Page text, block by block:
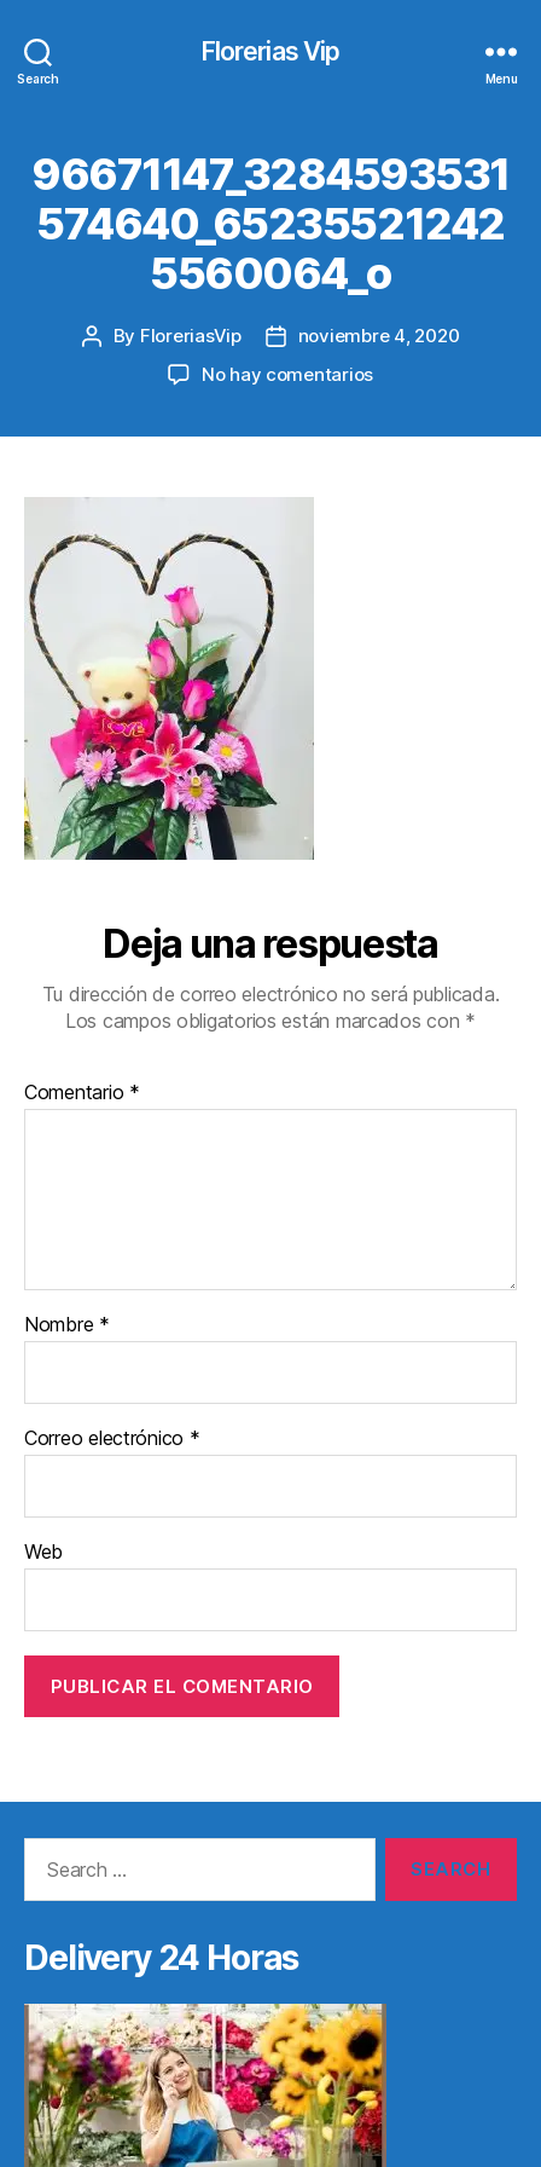
Search
Florerias Vip
Menu
96671147_3284593531
574640_65235521242
5560064_o
Post
By FloreriasVip
Postnoviembre 4, 2020
No hay comentariosen
Deja una respuesta
Tu dirección de correo electrónico no será publicada.
Los campos obligatorios están marcados con *
Comentario *
Nombre *
Correo electrónico *
Web
Delivery 24 Horas